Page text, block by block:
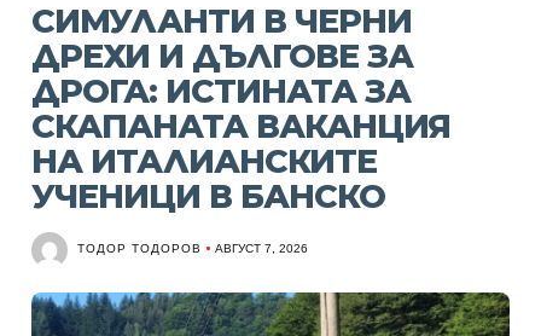
СИМУЛАНТИ В ЧЕРНИ
ДРЕХИ И ДЪЛГОВЕ ЗА
ДРОГА: ИСТИНАТА ЗА
СКАПАНАТА ВАКАНЦИЯ
НА ИТАЛИАНСКИТЕ
УЧЕНИЦИ В БАНСКО
ТОДОР ТОДОРОВ АВГУСТ 7, 2026